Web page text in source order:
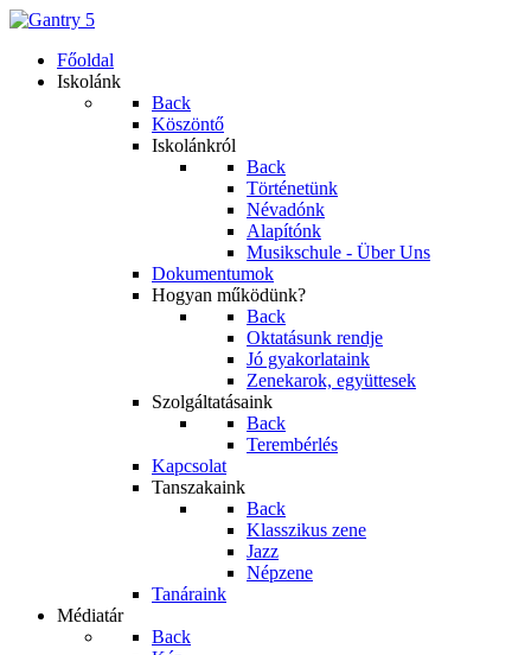
Főoldal
Iskolánk
Back
Köszöntő
Iskolánkról
Back
Történetünk
Névadónk
Alapítónk
Musikschule - Über Uns
Dokumentumok
Hogyan működünk?
Back
Oktatásunk rendje
Jó gyakorlataink
Zenekarok, együttesek
Szolgáltatásaink
Back
Terembérlés
Kapcsolat
Tanszakaink
Back
Klasszikus zene
Jazz
Népzene
Tanáraink
Médiatár
Back